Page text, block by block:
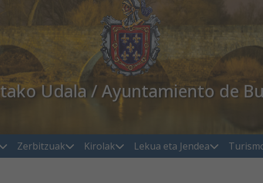
Udala / Ayuntamiento de
Zerbitzuak Kirolak Lekua eta Jendea